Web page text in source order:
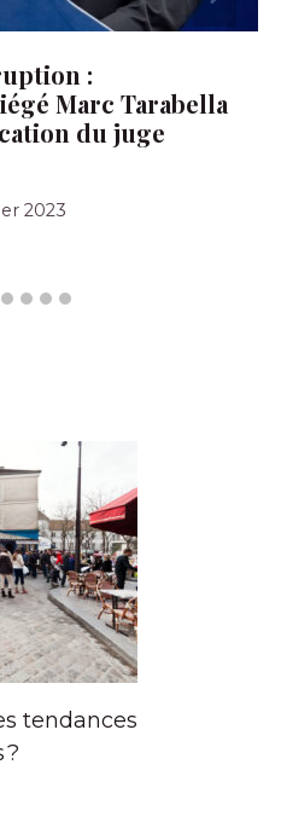
:
Marc Tarabella
du juge
2023
tendances
?